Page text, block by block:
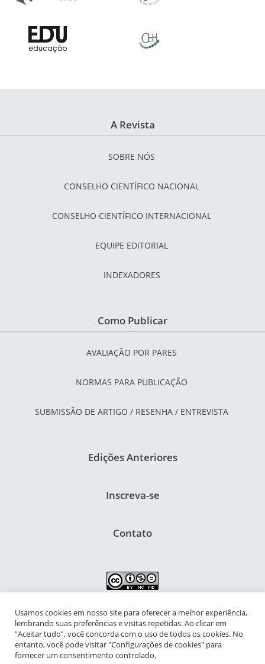
A Revista
SOBRE NÓS
CONSELHO CIENTÍFICO NACIONAL
CONSELHO CIENTÍFICO INTERNACIONAL
EQUIPE EDITORIAL
INDEXADORES
Como Publicar
AVALIAÇÃO POR PARES
NORMAS PARA PUBLICAÇÃO
SUBMISSÃO DE ARTIGO / RESENHA / ENTREVISTA
Edições Anteriores
Inscreva-se
Contato
NIPIAC – Núcleo Interdisciplinar de Pesquisa para a Infância e
Adolescência Contemporâneas
Universidade Federal do Rio de Janeiro - Campus da Praia Vermelha
Usamos cookies em nosso site para oferecer a melhor experiência,
lembrando suas preferências e visitas repetidas. Ao clicar em
“Aceitar tudo”, você concorda com o uso de todos os cookies. No
entanto, você pode visitar "Configurações de cookies" para
fornecer um consentimento controlado.